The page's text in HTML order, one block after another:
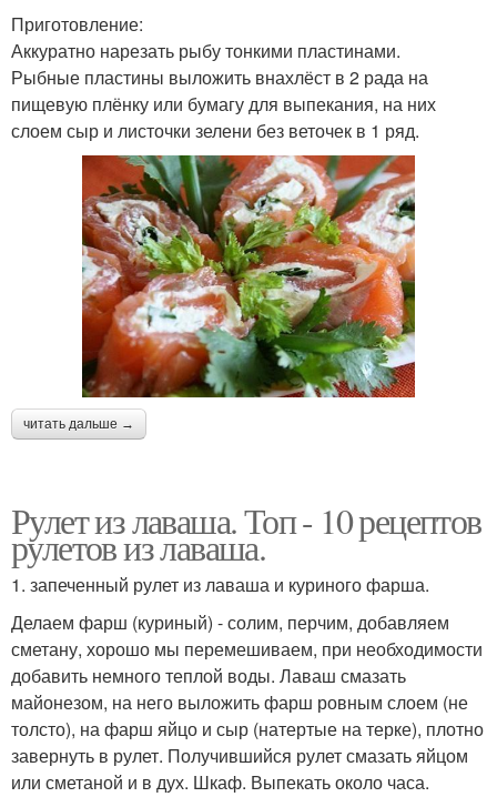
Приготовление:
Аккуратно нарезать рыбу тонкими пластинами.
Рыбные пластины выложить внахлёст в 2 рада на
пищевую плёнку или бумагу для выпекания, на них
слоем сыр и листочки зелени без веточек в 1 ряд.
читать дальше →
Рулет из лаваша. Топ - 10 рецептов
рулетов из лаваша.
1. запеченный рулет из лаваша и куриного фарша.
Делаем фарш (куриный) - солим, перчим, добавляем
сметану, хорошо мы перемешиваем, при необходимости
добавить немного теплой воды. Лаваш смазать
майонезом, на него выложить фарш ровным слоем (не
толсто), на фарш яйцо и сыр (натертые на терке), плотно
завернуть в рулет. Получившийся рулет смазать яйцом
или сметаной и в дух. Шкаф. Выпекать около часа.